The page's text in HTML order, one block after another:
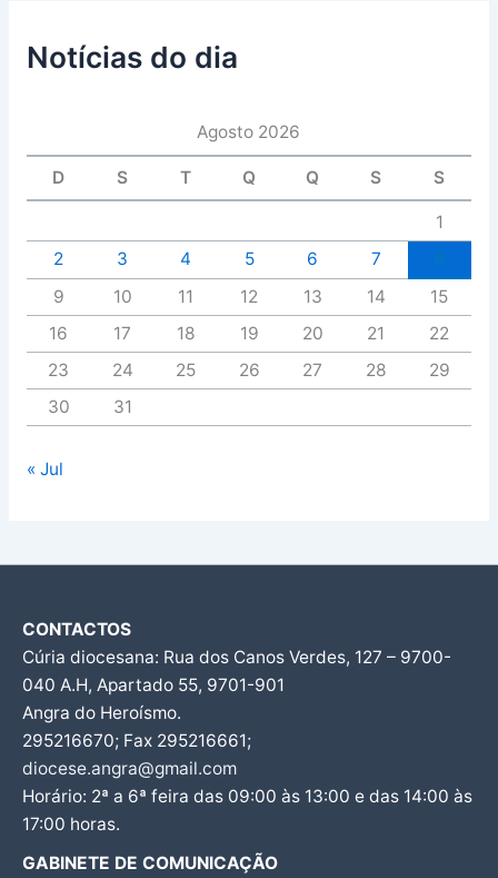
Notícias do dia
Agosto 2026
D S T Q Q S S
1
2
3 4 5 6 7
9
10 11 12 13 14
15
16
17 18 19 20 21
22
23
24 25 26 27 28
29
30
31
« Jul
CONTACTOS
Cúria diocesana: Rua dos Canos Verdes, 127 – 9700-
040 A.H, Apartado 55, 9701-901
Angra do Heroísmo.
295216670; Fax 295216661;
diocese.angra@gmail.com
Horário: 2ª a 6ª feira das 09:00 às 13:00 e das 14:00 às
17:00 horas.
GABINETE DE COMUNICAÇÃO